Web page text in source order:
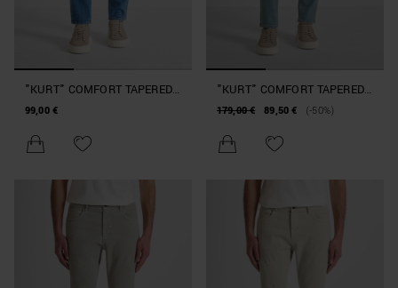
"KURT" COMFORT TAPERED
FIT JEANS IN AUTHENTIC
99,00 €
"KURT" COMFORT TAPERED
FIT JEANS IN SUPER
179,00 € 89,50 € (-50%)